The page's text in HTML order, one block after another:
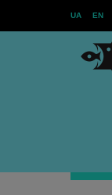
UA EN